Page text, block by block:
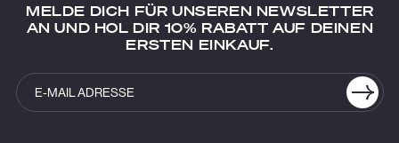
MELDE DICH FÜR UNSEREN NEWSLETTER
AN UND HOL DIR 10% RABATT AUF DEINEN
ERSTEN EINKAUF.